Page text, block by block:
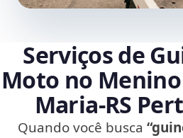
Serviços de
Moto no Menino
Maria‑RS
Quando você busca